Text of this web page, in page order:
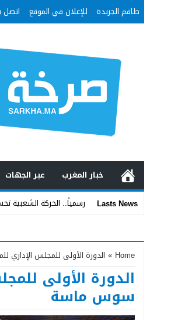
طاقم الجريدة للإعلان في الموقع اتصل
خبار المغرب عبر الجهات
Lasts News
رسمياً.. الحركة الشعبية
Previous
Next
Home
» الدورة الأولى للمجلس
الدورة الأولى
سوس ماسة